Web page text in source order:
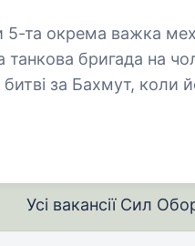
бригада на
за Бахмут, коли
Усі вакансії Сил